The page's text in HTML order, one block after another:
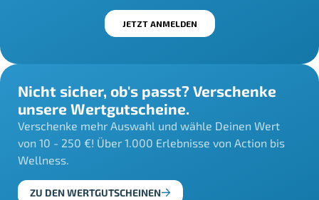
Nicht sicher, ob's passt? Verschenke
unsere Wertgutscheine.
Verschenke mehr Auswahl und wähle Deinen Wert
von 10 - 250 €! Über 1.000 Erlebnisse von Action bis
Wellness.
ZU DEN WERTGUTSCHEINEN